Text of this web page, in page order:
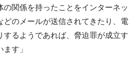
の関係を持ったことをインターネッ
どのメールが送信されてきたり、電
するようであれば、脅迫罪が成立す
す」